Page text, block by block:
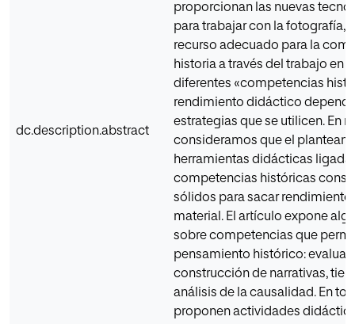
dc.description.abstract
proporcionan las nuevas
para trabajar con la fotografía,
recurso adecuado para la
historia a través del trabajo en
diferentes «competencias
rendimiento didáctico
estrategias que se utilicen. En
consideramos que el
herramientas didácticas
competencias históricas
sólidos para sacar
material. El artículo expone
sobre competencias que
pensamiento histórico:
construcción de narrativas,
análisis de la causalidad. En
proponen actividades